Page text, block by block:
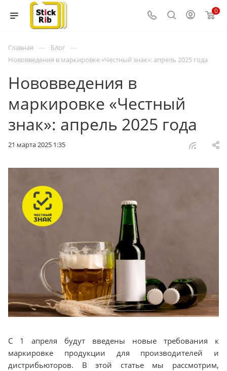
0
Главная — Блог —
Нововведения в маркировке «Честный знак»: апрель 2025 года
Нововведения в
маркировке «Честный
знак»: апрель 2025 года
21 марта 2025 1:35
C 1 апреля будут введены новые требования к
маркировке продукции для производителей и
дистрибьюторов. В этой статье мы рассмотрим,